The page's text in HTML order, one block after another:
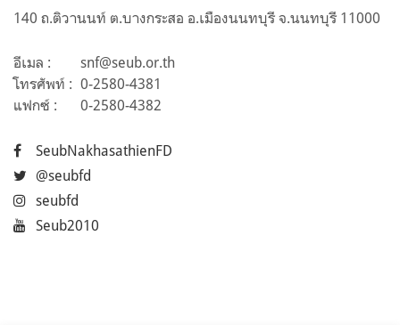
140 ถ.ติวานนท์ ต.บางกระสอ อ.เมืองนนทบุรี จ.นนทบุรี 11000
อีเมล :
snf@seub.or.th
โทรศัพท์ : 0-2580-4381
แฟกซ์ :
0-2580-4382
SeubNakhasathienFD
@seubfd
seubfd
Seub2010